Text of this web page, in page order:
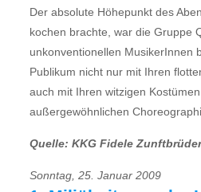
Der absolute Höhepunkt des
kochen brachte, war die
unkonventionellen MusikerInnen
Publikum nicht nur mit Ihren
auch mit Ihren witzigen
außergewöhnlichen
Quelle: KKG Fidele
Sonntag, 25. Januar 2009